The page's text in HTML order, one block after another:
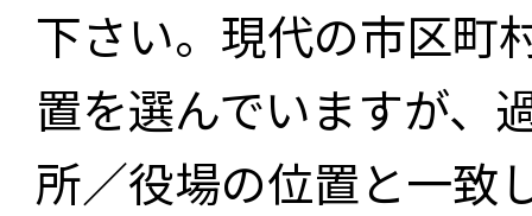
下さい。現代の市区町
置を選んでいますが、
所／役場の位置と一致